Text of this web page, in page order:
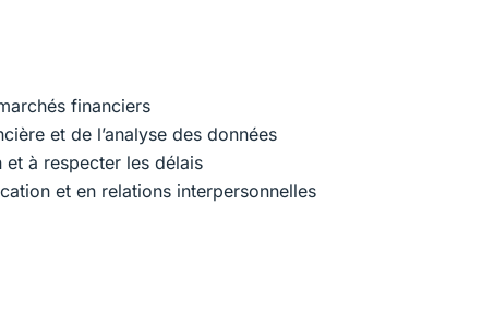
financiers
et de l’analyse des données
à respecter les délais
et en relations interpersonnelles